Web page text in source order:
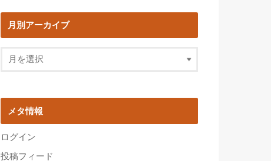
月別アーカイブ
メタ情報
ログイン
投稿フィード